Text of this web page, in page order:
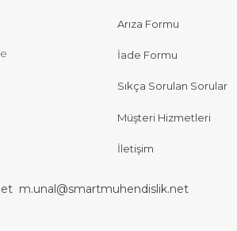
Arıza Formu
İade Formu
Sıkça Sorulan Sorular
Müşteri Hizmetleri
İletişim
m.unal@smartmuhendislik.net